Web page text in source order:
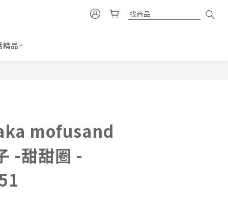
精品
mofusand
-甜甜圈 -